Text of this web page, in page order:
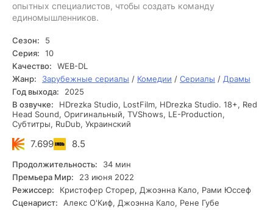
опытных специалистов, чтобы создать команду
единомышленников.
Сезон:
5
Серия:
10
Качество:
WEB-DL
Жанр:
Зарубежные сериалы / Комедии / Сериалы / Драмы
Год выхода:
2025
В озвучке:
HDrezka Studio, LostFilm, HDrezka Studio. 18+, Red
Head Sound, Оригинальный, TVShows, LE-Production,
Субтитры, RuDub, Украинский
7.699 8.5
Продолжительность:
34 мин
Премьера Мир:
23 июня 2022
Режиссер:
Кристофер Сторер, Джоэнна Кало, Рами Юссеф
Сценарист:
Алекс О'Киф, Джоэнна Кало, Рене Губе